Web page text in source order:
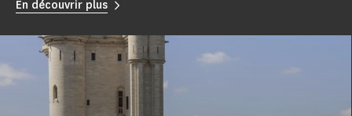
En découvrir plus